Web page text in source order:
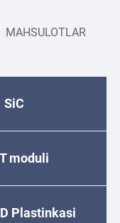
MAHSULOTLAR
SiC
moduli
Plastinkasi